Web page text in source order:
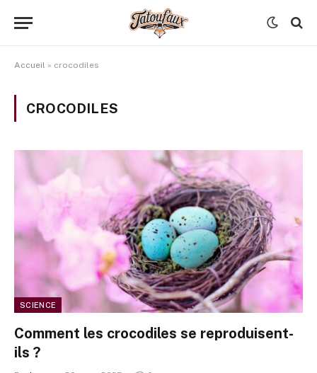
Accueil » crocodiles
CROCODILES
SCIENCE
Comment les crocodiles se reproduisent-
ils ?